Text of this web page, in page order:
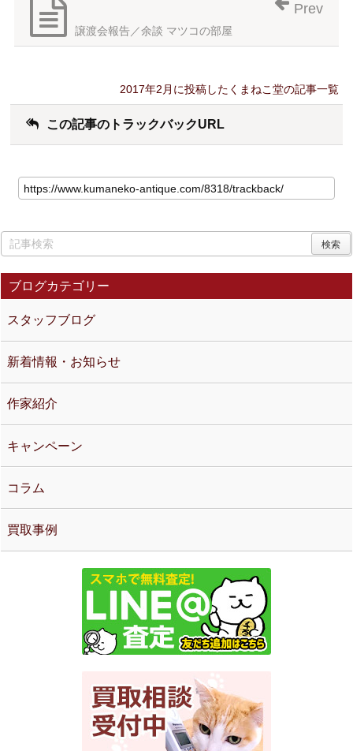
譲渡会報告／余談 マツコの部屋
Prev
2017年2月に投稿したくまねこ堂の記事一覧
この記事のトラックバックURL
ブログカテゴリー
スタッフブログ
新着情報・お知らせ
作家紹介
キャンペーン
コラム
買取事例